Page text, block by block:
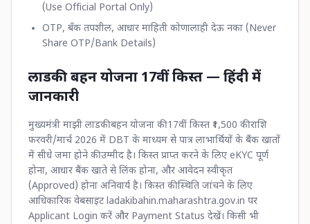
(Use Official Portal Only)
OTP, बँक तपशील, आधार माहिती कोणालाही देऊ नका (Never
Share OTP/Bank Details)
लाडकी बहन योजना 17वीं किस्त — हिंदी में
जानकारी
मुख्यमंत्री माझी लाडकी बहन योजना की 17वीं किस्त ₹1,500 की राशि
फरवरी/मार्च 2026 में DBT के माध्यम से पात्र लाभार्थियों के बैंक खातों
में सीधे जमा होने की उम्मीद है। किस्त प्राप्त करने के लिए eKYC पूर्ण
होना, आधार बैंक खाते से लिंक होना, और आवेदन स्वीकृत
(Approved) होना अनिवार्य है। किस्त की स्थिति जांचने के लिए
आधिकारिक वेबसाइट ladakibahin.maharashtra.gov.in पर
Applicant Login करें और Payment Status देखें। किसी भी